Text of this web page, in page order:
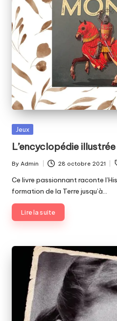
Posted
Jeux
L’encyclopédie
Posted
by
By Admin 28 octobre 2021
Tags:
Ce livre passionnant raconte
formation de la Terre jusqu’à…
Lire la suite